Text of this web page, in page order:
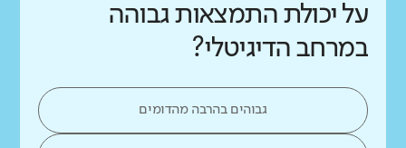
על יכולת התמצאות גבוהה
במרחב הדיגיטלי?
גבוהים בהרבה מהדומים